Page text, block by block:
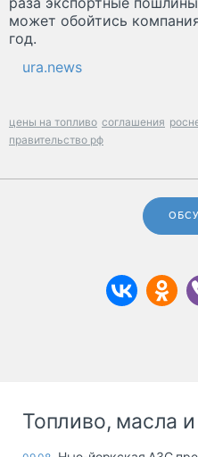
может обойтись
год.
ura.news
цены на топливо соглашения
правительство рф
Топливо, масла